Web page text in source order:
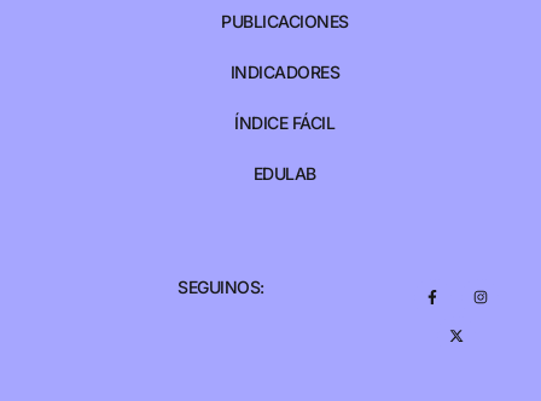
PUBLICACIONES
INDICADORES
ÍNDICE FÁCIL
EDULAB
SEGUINOS: